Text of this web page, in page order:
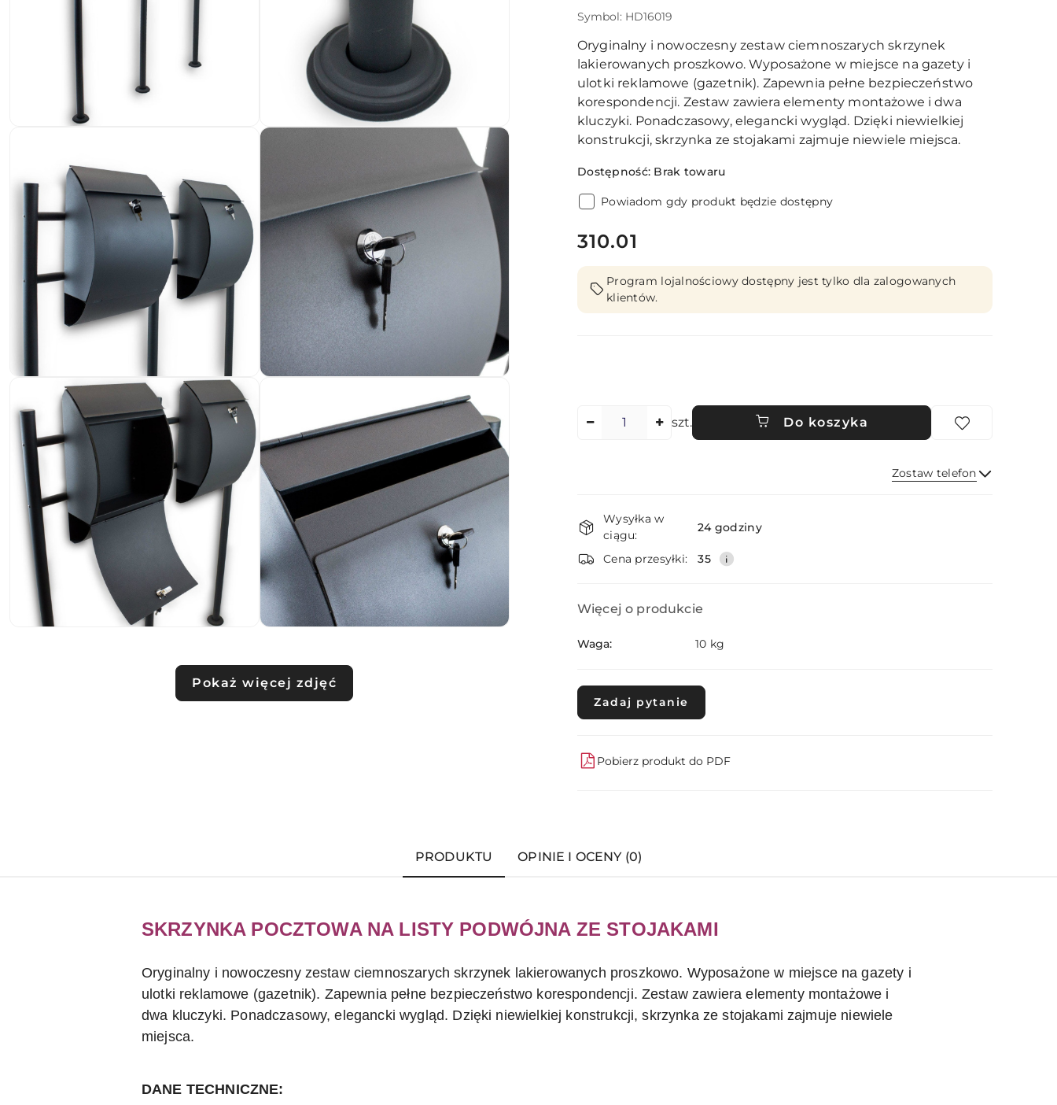
Pokaż więcej zdjęć
Symbol: HD16019
Oryginalny i nowoczesny zestaw ciemnoszarych skrzynek
lakierowanych proszkowo. Wyposażone w miejsce na gazety i
ulotki reklamowe (gazetnik). Zapewnia pełne bezpieczeństwo
korespondencji. Zestaw zawiera elementy montażowe i dwa
kluczyki. Ponadczasowy, elegancki wygląd. Dzięki niewielkiej
konstrukcji, skrzynka ze stojakami zajmuje niewiele miejsca.
Dostępność: Brak towaru
Powiadom gdy produkt będzie dostępny
cena:
310.01
Program lojalnościowy dostępny jest tylko dla zalogowanych
klientów.
szt. Do koszyka
Zostaw telefon
Dostępność
i
dostawa
Wysyłka w
ciągu:
24 godziny
Cena przesyłki: 35
Więcej o produkcie
Waga: 10 kg
Zadaj pytanie
Pobierz produkt do PDF
PRODUKTU OPINIE I OCENY (0)
SKRZYNKA POCZTOWA NA LISTY PODWÓJNA ZE STOJAKAMI
Oryginalny i nowoczesny zestaw ciemnoszarych skrzynek lakierowanych proszkowo. Wyposażone w miejsce na gazety i
ulotki reklamowe (gazetnik). Zapewnia pełne bezpieczeństwo korespondencji. Zestaw zawiera elementy montażowe i
dwa kluczyki. Ponadczasowy, elegancki wygląd. Dzięki niewielkiej konstrukcji, skrzynka ze stojakami zajmuje niewiele
miejsca.
DANE TECHNICZNE: